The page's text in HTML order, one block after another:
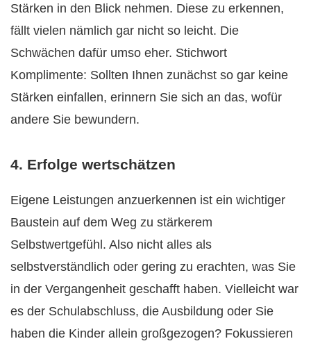
Stärken in den Blick nehmen. Diese zu erkennen,
fällt vielen nämlich gar nicht so leicht. Die
Schwächen dafür umso eher. Stichwort
Komplimente: Sollten Ihnen zunächst so gar keine
Stärken einfallen, erinnern Sie sich an das, wofür
andere Sie bewundern.
4. Erfolge wertschätzen
Eigene Leistungen anzuerkennen ist ein wichtiger
Baustein auf dem Weg zu stärkerem
Selbstwertgefühl. Also nicht alles als
selbstverständlich oder gering zu erachten, was Sie
in der Vergangenheit geschafft haben. Vielleicht war
es der Schulabschluss, die Ausbildung oder Sie
haben die Kinder allein großgezogen? Fokussieren